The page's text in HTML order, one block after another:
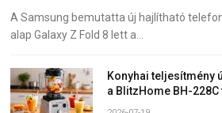
A Samsung bemutatta új hajlítható
alap Galaxy Z Fold 8 lett a…
Konyhai teljesítmény
a BlitzHome BH-